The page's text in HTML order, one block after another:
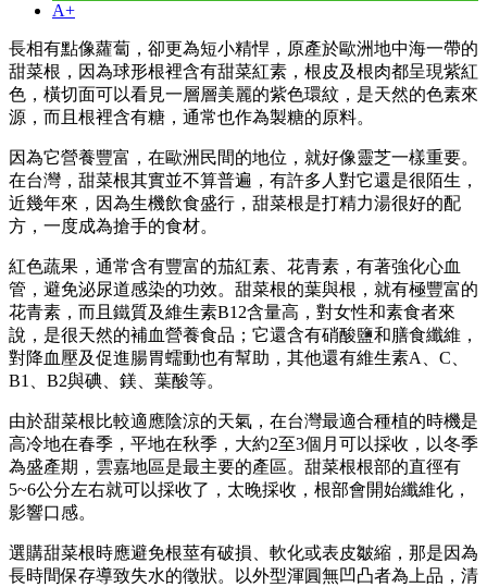
A+
長相有點像蘿蔔，卻更為短小精悍，原產於歐洲地中海一帶的
甜菜根，因為球形根裡含有甜菜紅素，根皮及根肉都呈現紫紅
色，橫切面可以看見一層層美麗的紫色環紋，是天然的色素來
源，而且根裡含有糖，通常也作為製糖的原料。
因為它營養豐富，在歐洲民間的地位，就好像靈芝一樣重要。
在台灣，甜菜根其實並不算普遍，有許多人對它還是很陌生，
近幾年來，因為生機飲食盛行，甜菜根是打精力湯很好的配
方，一度成為搶手的食材。
紅色蔬果，通常含有豐富的茄紅素、花青素，有著強化心血
管，避免泌尿道感染的功效。甜菜根的葉與根，就有極豐富的
花青素，而且鐵質及維生素B12含量高，對女性和素食者來
說，是很天然的補血營養食品；它還含有硝酸鹽和膳食纖維，
對降血壓及促進腸胃蠕動也有幫助，其他還有維生素A、C、
B1、B2與碘、鎂、葉酸等。
由於甜菜根比較適應陰涼的天氣，在台灣最適合種植的時機是
高冷地在春季，平地在秋季，大約2至3個月可以採收，以冬季
為盛產期，雲嘉地區是最主要的產區。甜菜根根部的直徑有
5~6公分左右就可以採收了，太晚採收，根部會開始纖維化，
影響口感。
選購甜菜根時應避免根莖有破損、軟化或表皮皺縮，那是因為
長時間保存導致失水的徵狀。以外型渾圓無凹凸者為上品，清